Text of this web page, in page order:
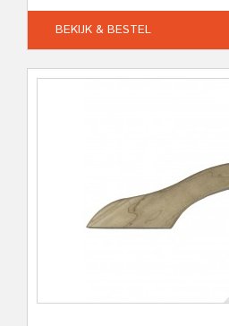
BEKIJK & BESTEL